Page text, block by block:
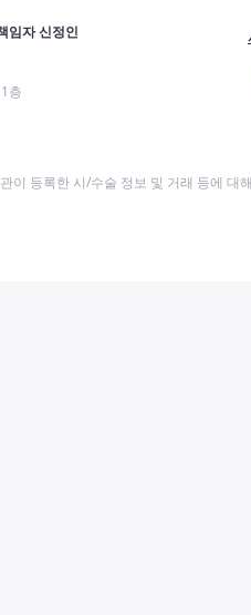
임자 신정인
층
이 등록한 시/수술 정보 및 거래 등에 대